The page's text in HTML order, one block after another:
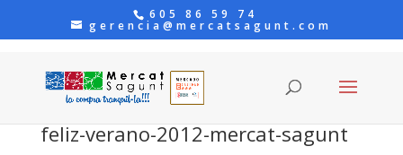
605 86 59 74
gerencia@mercatsagunt.com
feliz-verano-2012-mercat-sagunt